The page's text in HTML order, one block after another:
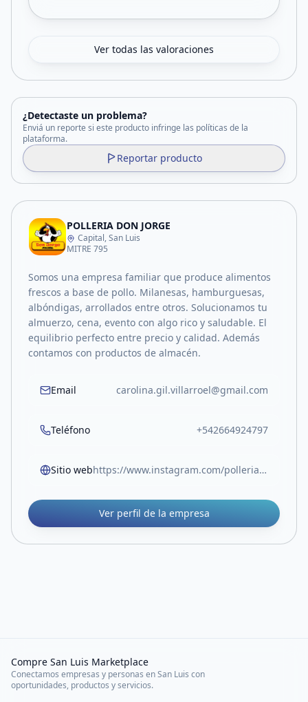
Ver todas las valoraciones
¿Detectaste un problema?
Enviá un reporte si este producto infringe las políticas de la
plataforma.
Reportar producto
POLLERIA DON JORGE
Capital, San Luis
MITRE 795
Somos una empresa familiar que produce alimentos
frescos a base de pollo. Milanesas, hamburguesas,
albóndigas, arrollados entre otros. Solucionamos tu
almuerzo, cena, evento con algo rico y saludable. El
equilibrio perfecto entre precio y calidad. Además
contamos con productos de almacén.
Email carolina.gil.villarroel@gmail.com
Teléfono +542664924797
Sitio web https://www.instagram.com/polleria_don_jorge/
Ver perfil de la empresa
Compre San Luis Marketplace
Conectamos empresas y personas en San Luis con
oportunidades, productos y servicios.